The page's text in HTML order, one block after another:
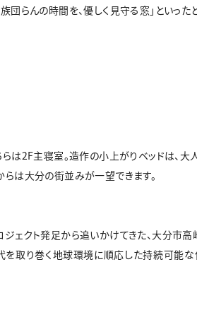
族団らんの時間を、優しく見守る窓」といった
らは2F主寝室。造作の小上がりベッドは、
らは大分の街並みが一望できます。
ジェクト発足から追いかけてきた、大分市
を取り巻く地球環境に順応した持続可能な